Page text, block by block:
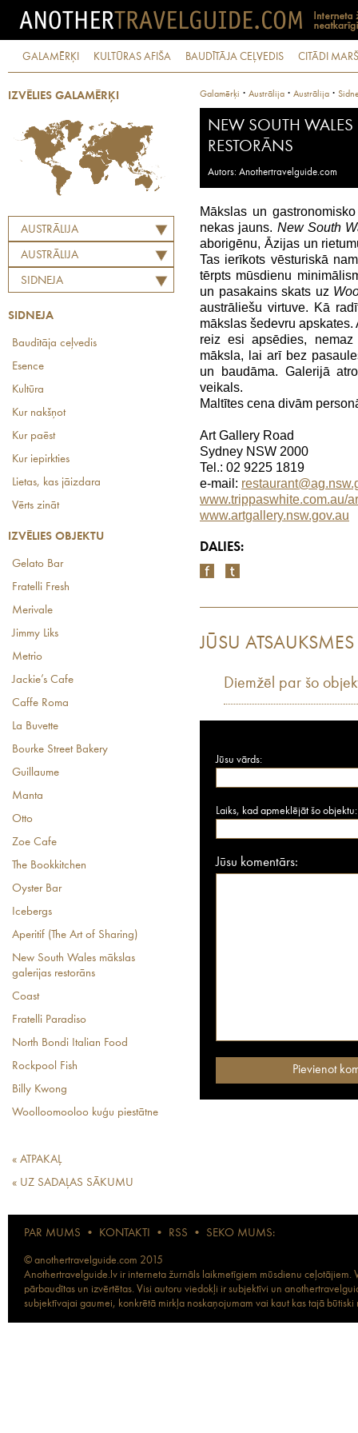
GALAMĒRĶI KULTŪRAS AFIŠA BAUDĪTĀJA CEĻVEDIS CITĀDI
IZVĒLIES GALAMĒRĶI
AUSTRĀLIJA
AUSTRĀLIJA
SIDNEJA
SIDNEJA
Baudītāja ceļvedis
Esence
Kultūra
Kur nakšņot
Kur paēst
Kur iepirkties
Lietas, kas jāizdara
Vērts zināt
IZVĒLIES OBJEKTU
Gelato Bar
Fratelli Fresh
Merivale
Jimmy Liks
Metrio
Jackie’s Cafe
Caffe Roma
La Buvette
Bourke Street Bakery
Guillaume
Manta
Otto
Zoe Cafe
The Bookkitchen
Oyster Bar
Icebergs
Aperitif (The Art of Sharing)
New South Wales mākslas
galerijas restorāns
Coast
Fratelli Paradiso
North Bondi Italian Food
Rockpool Fish
Billy Kwong
Woolloomooloo kuģu piestātne
« ATPAKAĻ
« UZ SADAĻAS SĀKUMU
Galamērķi · Austrālija · Austrālija ·
NEW SOUTH WALES
RESTORĀNS
Autors: Anothertravelguide.com
Mākslas un
nekas jauns. New South
aborigēnu, Āzijas un
Tas ierīkots vēsturiskā
tērpts mūsdienu
un pasakains skats uz
austrāliešu virtuve. Kā
mākslas šedevru
reiz esi apsēdies,
māksla, lai arī bez
un baudāma. Galerijā
veikals.
Maltītes cena divām
Art Gallery Road
Sydney NSW 2000
Tel.: 02 9225 1819
e-mail:
www.trippaswhite.com.au/
www.artgallery.nsw.gov.au
DALIES:
JŪSU ATSAUKSMES
Diemžēl par šo
Jūsu vārds:
Laiks, kad apmeklējāt šo objektu:
Jūsu komentārs:
PAR MUMS • KONTAKTI • RSS • SEKO MUMS:
© anothertravelguide.com 2015
Anothertravelguide.lv ir interneta žurnāls laikmetīgiem mūsdienu
pārbaudītas un izvērtētas. Visi autoru viedokļi ir subjektīvi un
subjektīvajai gaumei, konkrētā mirkļa noskaņojumam vai kaut kas tajā